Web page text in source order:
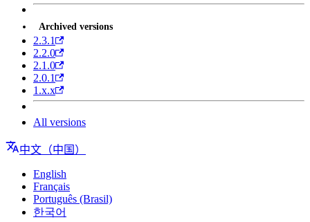
Archived versions
2.3.1
2.2.0
2.1.0
2.0.1
1.x.x
All versions
中文（中国）
English
Français
Português (Brasil)
한국어